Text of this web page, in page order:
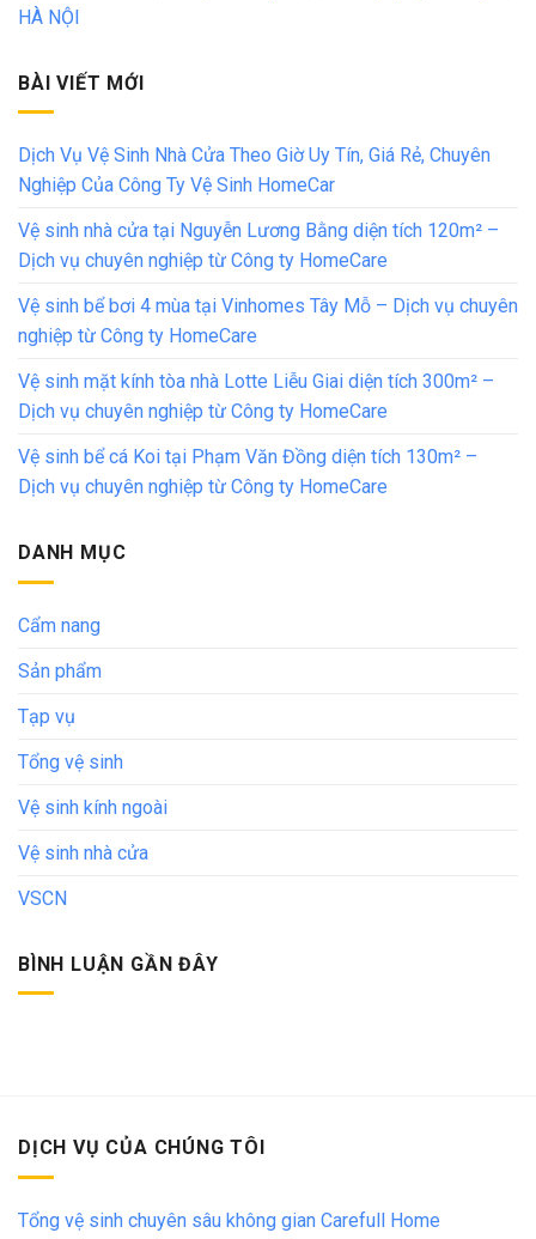
HÀ NỘI
BÀI VIẾT MỚI
Dịch Vụ Vệ Sinh Nhà Cửa Theo Giờ Uy Tín, Giá Rẻ, Chuyên
Nghiệp Của Công Ty Vệ Sinh HomeCar
Vệ sinh nhà cửa tại Nguyễn Lương Bằng diện tích 120m² –
Dịch vụ chuyên nghiệp từ Công ty HomeCare
Vệ sinh bể bơi 4 mùa tại Vinhomes Tây Mỗ – Dịch vụ chuyên
nghiệp từ Công ty HomeCare
Vệ sinh mặt kính tòa nhà Lotte Liễu Giai diện tích 300m² –
Dịch vụ chuyên nghiệp từ Công ty HomeCare
Vệ sinh bể cá Koi tại Phạm Văn Đồng diện tích 130m² –
Dịch vụ chuyên nghiệp từ Công ty HomeCare
DANH MỤC
Cẩm nang
Sản phẩm
Tạp vụ
Tổng vệ sinh
Vệ sinh kính ngoài
Vệ sinh nhà cửa
VSCN
BÌNH LUẬN GẦN ĐÂY
DỊCH VỤ CỦA CHÚNG TÔI
Tổng vệ sinh chuyên sâu không gian Carefull Home